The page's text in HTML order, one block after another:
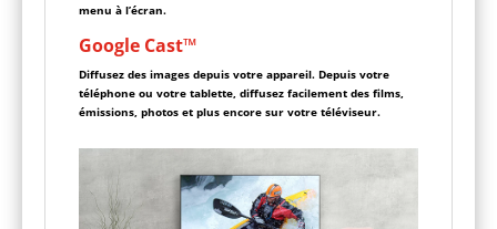
menu à l’écran.
Google Cast™
Diffusez des images depuis votre appareil. Depuis votre
téléphone ou votre tablette, diffusez facilement des films,
émissions, photos et plus encore sur votre téléviseur.